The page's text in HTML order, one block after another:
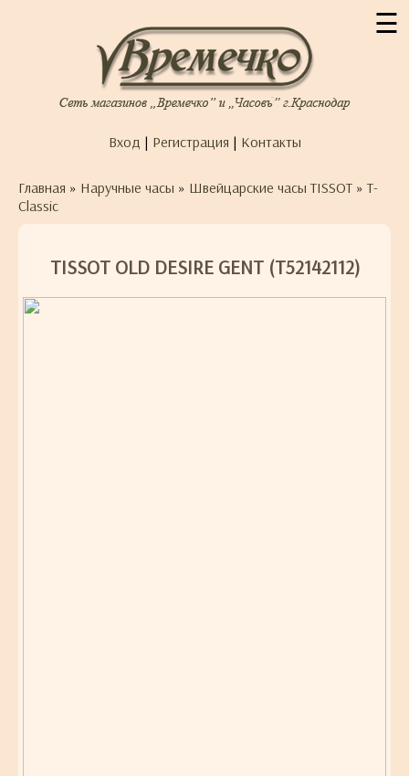
☰
Вход | Регистрация | Контакты
Главная » Наручные часы » Швейцарские часы TISSOT »T-
Classic
TISSOT OLD DESIRE GENT (T52142112)